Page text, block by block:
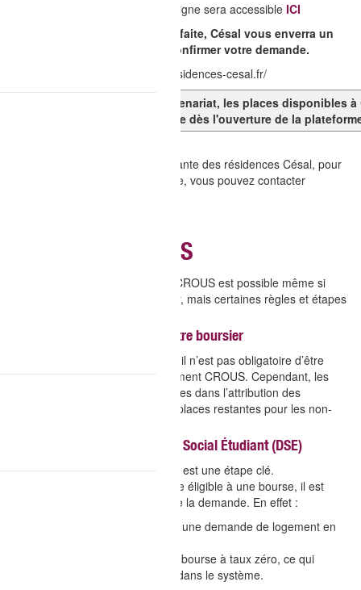
La procédure de réservation en ligne sera accessible ICI
Une fois votre pré-reservation faite, Césal vous enverra un
mail et vous aurez 48H pour confirmer votre demande.
Site Web cesal : https://saclay.residences-cesal.fr/
ATTENTION malgré notre partenariat, les places disponibles
promotion - Alors réservez vite dès l'ouverture de la
CentraleSupélec étant indépendante des résidences Césal, pour
toute information complémentaire, vous pouvez contacter
Résidences CROUS
CROUS est possible même si
vous n’êtes pas étudiant boursier, mais certaines règles et étapes
1. Le logement CROUS sans être boursier
Contrairement à une idée reçue, il n’est pas obligatoire d’être
boursier pour accéder à un logement CROUS. Cependant, les
étudiants boursiers sont prioritaires dans l’attribution des
logements. Cela signifie que les places restantes pour les non-
2. Le rôle essentiel du Dossier Social Étudiant (DSE)
(DSE) est une étape clé.
Même si vous ne pensez pas être éligible à une bourse, il est
fortement recommandé d’en faire la demande. En effet :
Le DSE permet de formuler une demande de logement en
Il est possible d’obtenir une bourse à taux zéro, ce qui
permet quand même d’entrer dans le système.